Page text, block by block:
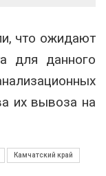
что ожидают
для данного
их вывоза на
Камчатский край